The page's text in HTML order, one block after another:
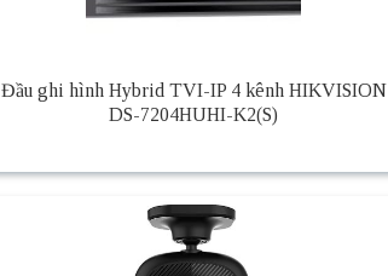
Đầu ghi hình Hybrid TVI-IP 4 kênh HIKVISION
DS-7204HUHI-K2(S)